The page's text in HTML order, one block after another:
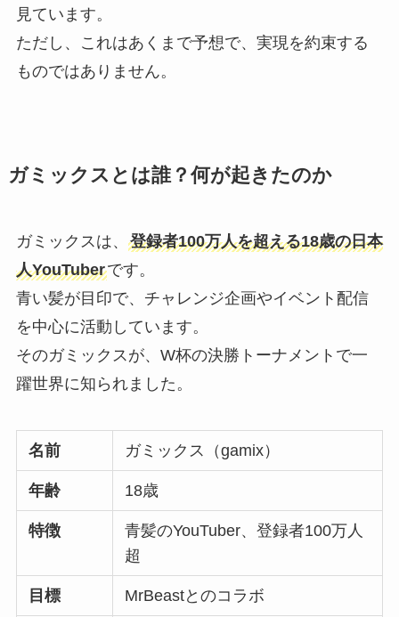
見ています。
ただし、これはあくまで予想で、実現を約束する
ものではありません。
ガミックスとは誰？何が起きたのか
ガミックスは、 登録者100万人を超える18歳の日本
人YouTuberです。
青い髪が目印で、チャレンジ企画やイベント配信
を中心に活動しています。
そのガミックスが、W杯の決勝トーナメントで一
躍世界に知られました。
名前 ガミックス（gamix）
年齢 18歳
特徴
青髪のYouTuber、登録者100万人
超
目標 MrBeastとのコラボ